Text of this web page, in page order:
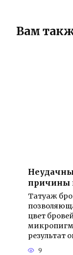
Вам
причины
Татуаж
цвет
результат
9